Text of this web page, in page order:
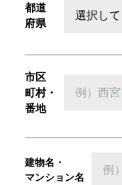
都道
府県
市区
町村・
番地
建物名・
マンション名